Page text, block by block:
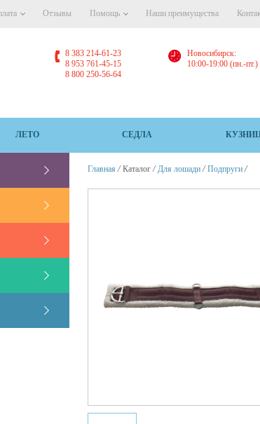
Отзывы Помощь Наши преимущества
8 383 214-61-23
8 953 761-45-15
8 800 250-56-64
Новосибирск:
10:00-19:00 (пн.-пт.)
ЛЕТО СЕДЛА
Главная / Каталог / Для лошади / Подпруги /